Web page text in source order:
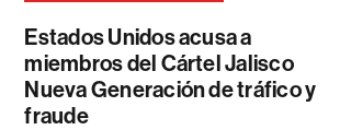
Estados Unidos acusa a
miembros del Cártel Jalisco
Nueva Generación de tráfico y
fraude